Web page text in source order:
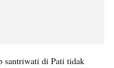
santriwati di Pati tidak